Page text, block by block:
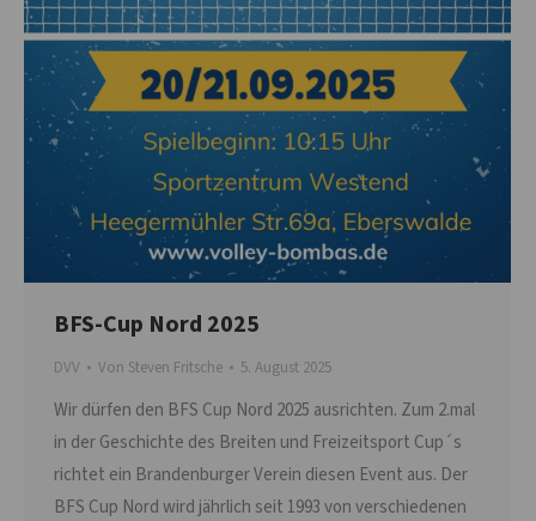
BFS-Cup Nord 2025
DVV Von Steven Fritsche 5. August 2025
Wir dürfen den BFS Cup Nord 2025 ausrichten. Zum 2.mal
in der Geschichte des Breiten und Freizeitsport Cup´s
richtet ein Brandenburger Verein diesen Event aus. Der
BFS Cup Nord wird jährlich seit 1993 von verschiedenen